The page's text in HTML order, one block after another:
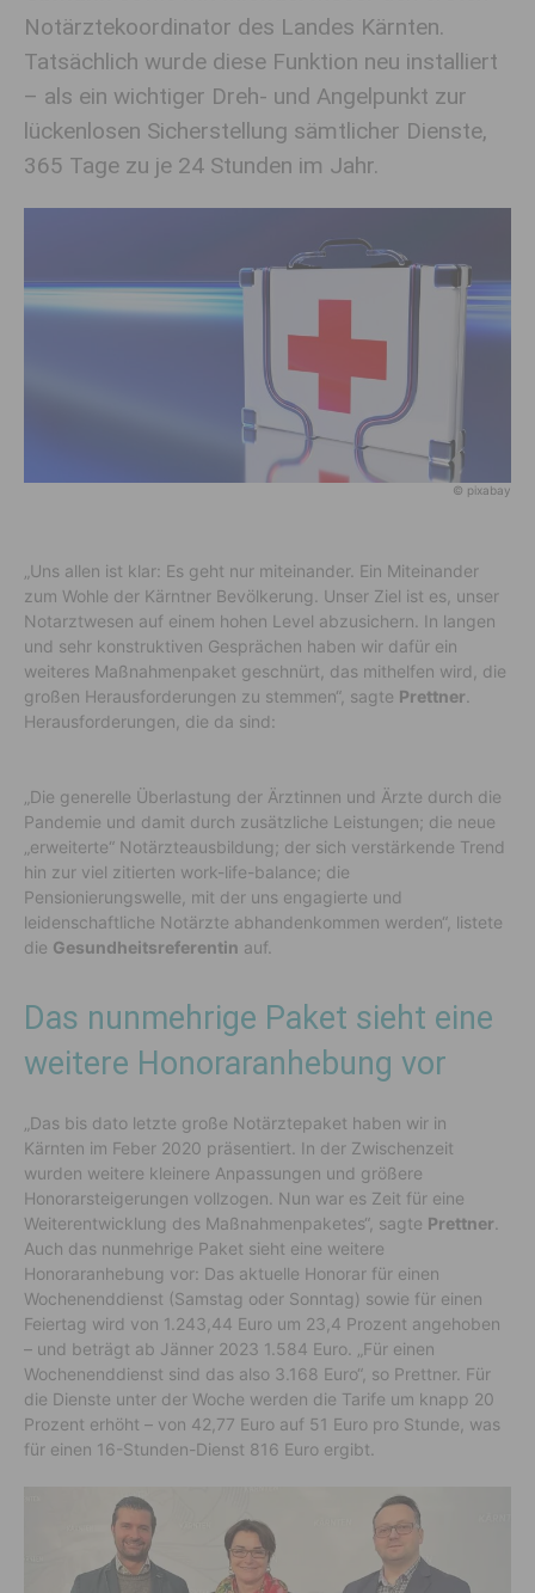
Notärztekoordinator des Landes Kärnten.
Tatsächlich wurde diese Funktion neu installiert
– als ein wichtiger Dreh- und Angelpunkt zur
lückenlosen Sicherstellung sämtlicher Dienste,
365 Tage zu je 24 Stunden im Jahr.
© pixabay
„Uns allen ist klar: Es geht nur miteinander. Ein Miteinander
zum Wohle der Kärntner Bevölkerung. Unser Ziel ist es, unser
Notarztwesen auf einem hohen Level abzusichern. In langen
und sehr konstruktiven Gesprächen haben wir dafür ein
weiteres Maßnahmenpaket geschnürt, das mithelfen wird, die
großen Herausforderungen zu stemmen“, sagte Prettner
Herausforderungen, die da sind:
„Die generelle Überlastung der Ärztinnen und Ärzte durch die
Pandemie und damit durch zusätzliche Leistungen; die neue
„erweiterte“ Notärzteausbildung; der sich verstärkende Trend
hin zur viel zitierten work-life-balance; die
Pensionierungswelle, mit der uns engagierte und
leidenschaftliche Notärzte abhandenkommen werden“, listete
die Gesundheitsreferentin auf.
Das nunmehrige Paket sieht eine
weitere Honoraranhebung vor
„Das bis dato letzte große Notärztepaket haben wir in
Kärnten im Feber 2020 präsentiert. In der Zwischenzeit
wurden weitere kleinere Anpassungen und größere
Honorarsteigerungen vollzogen. Nun war es Zeit für eine
Weiterentwicklung des Maßnahmenpaketes“, sagte Prettner
Auch das nunmehrige Paket sieht eine weitere
Honoraranhebung vor: Das aktuelle Honorar für einen
Wochenenddienst (Samstag oder Sonntag) sowie für einen
Feiertag wird von 1.243,44 Euro um 23,4 Prozent angehoben
– und beträgt ab Jänner 2023 1.584 Euro. „Für einen
Wochenenddienst sind das also 3.168 Euro“, so Prettner. Für
die Dienste unter der Woche werden die Tarife um knapp 20
Prozent erhöht – von 42,77 Euro auf 51 Euro pro Stunde, was
für einen 16-Stunden-Dienst 816 Euro ergibt.